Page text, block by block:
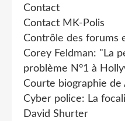
Contact
Contact MK-Polis
Contrôle des forums
Corey Feldman: "La
problème N°1 à
Courte biographie
Cyber police: La
David Shurter